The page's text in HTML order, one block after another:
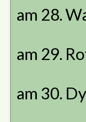
am 28.
am 29.
am 30.